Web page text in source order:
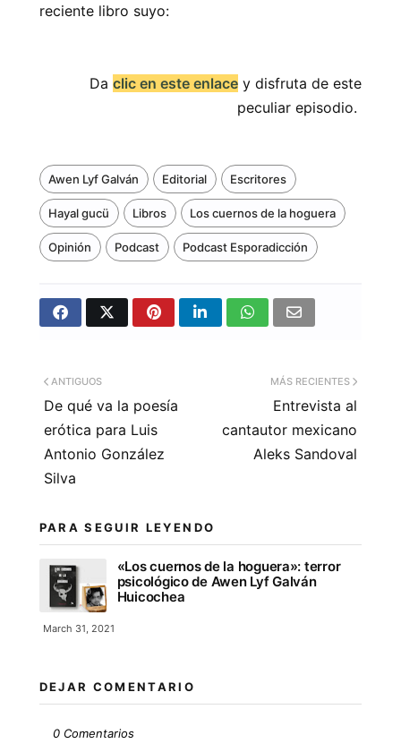
reciente libro suyo:
Daclic en este enlace y disfruta de este
peculiar episodio.
Awen Lyf Galván Editorial Escritores
Hayal gucü Libros Los cuernos de la hoguera
Opinión Podcast Podcast Esporadicción
MÁS RECIENTES
Entrevista al
cantautor mexicano
Aleks Sandoval
ANTIGUOS
De qué va la poesía
erótica para Luis
Antonio González
Silva
PARA SEGUIR LEYENDO
«Los cuernos de la hoguera»: terror
psicológico de Awen Lyf Galván
Huicochea
March 31, 2021
DEJAR COMENTARIO
0 Comentarios